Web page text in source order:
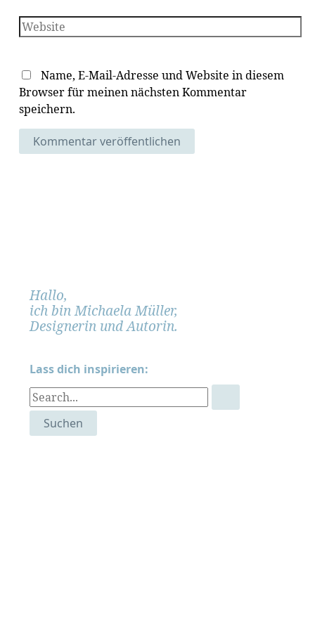
Adresse*
Website
Name, E-Mail-Adresse und Website in diesem
Browser für meinen nächsten Kommentar
speichern.
Hallo,
ich bin Michaela Müller,
Designerin und Autorin.
Lass dich inspirieren:
S